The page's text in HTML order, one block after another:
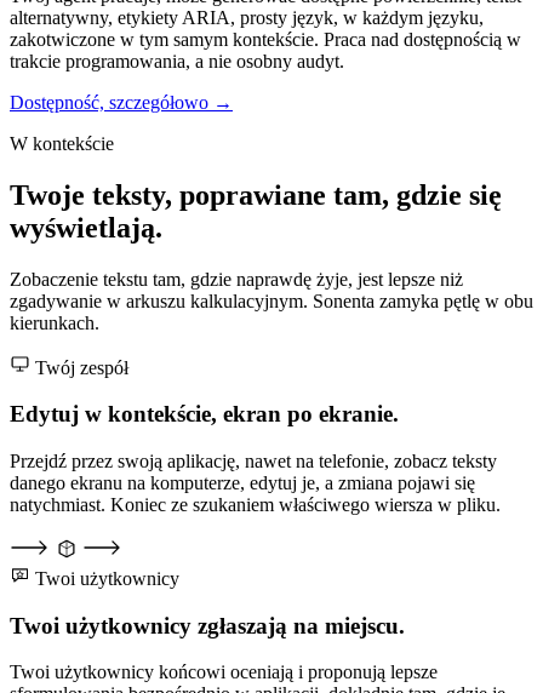
alternatywny, etykiety ARIA, prosty język, w każdym języku,
zakotwiczone w tym samym kontekście. Praca nad dostępnością w
trakcie programowania, a nie osobny audyt.
Dostępność, szczegółowo →
W kontekście
Twoje teksty, poprawiane tam, gdzie się
wyświetlają.
Zobaczenie tekstu tam, gdzie naprawdę żyje, jest lepsze niż
zgadywanie w arkuszu kalkulacyjnym. Sonenta zamyka pętlę w obu
kierunkach.
Twój zespół
Edytuj w kontekście, ekran po ekranie.
Przejdź przez swoją aplikację, nawet na telefonie, zobacz teksty
danego ekranu na komputerze, edytuj je, a zmiana pojawi się
natychmiast. Koniec ze szukaniem właściwego wiersza w pliku.
Twoi użytkownicy
Twoi użytkownicy zgłaszają na miejscu.
Twoi użytkownicy końcowi oceniają i proponują lepsze